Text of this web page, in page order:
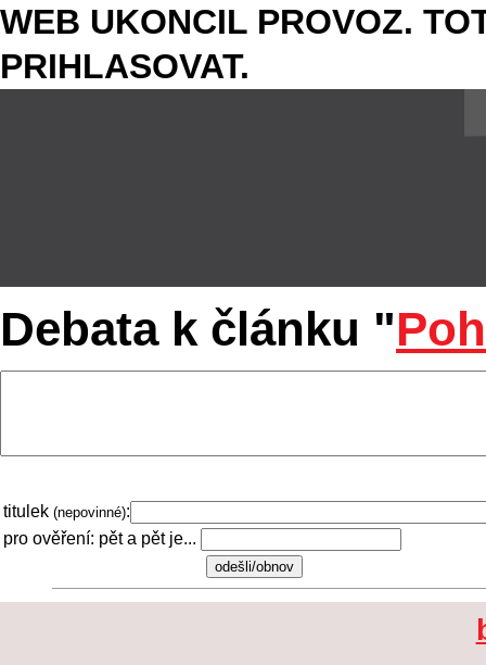
WEB UKONCIL PROVOZ.
PRIHLASOVAT.
Debata k článku "
titulek (nepovinné):
pro ověření: pět a pět je...